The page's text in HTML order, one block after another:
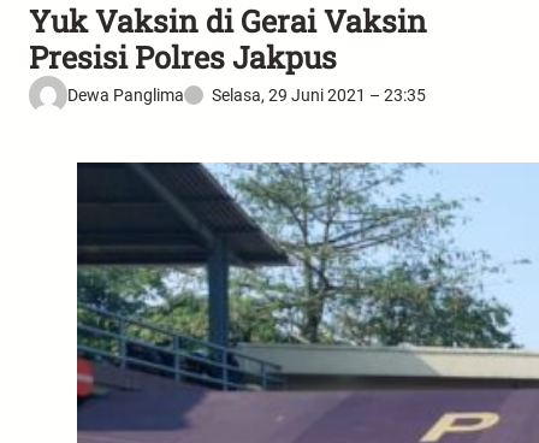
Yuk Vaksin di Gerai Vaksin
Presisi Polres Jakpus
Dewa Panglima Selasa, 29 Juni 2021 – 23:35